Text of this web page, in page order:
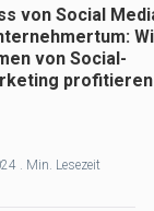
von Social
von Social-
profitieren
. Min. Lesezeit